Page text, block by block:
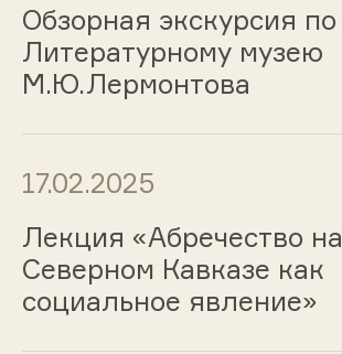
Обзорная экскурсия по
Литературному музею
М.Ю.Лермонтова
17.02.2025
Лекция «Абречество на
Северном Кавказе как
социальное явление»